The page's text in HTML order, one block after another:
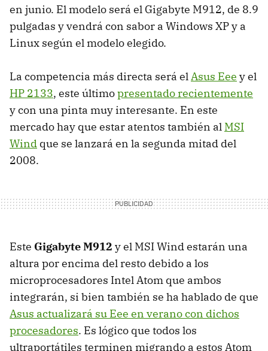
en junio. El modelo será el Gigabyte M912, de 8.9
pulgadas y vendrá con sabor a Windows XP y a
Linux según el modelo elegido.
La competencia más directa será elAsus Eee y el
HP 2133, este últimopresentado recientemente
y con una pinta muy interesante. En este
mercado hay que estar atentos también al MSI
Wind que se lanzará en la segunda mitad del
2008.
Este Gigabyte M912 y el MSI Wind estarán una
altura por encima del resto debido a los
microprocesadores Intel Atom que ambos
integrarán, si bien también se ha hablado de que
Asus actualizará su Eee en verano con dichos
procesadores. Es lógico que todos los
ultraportátiles terminen migrando a estos Atom